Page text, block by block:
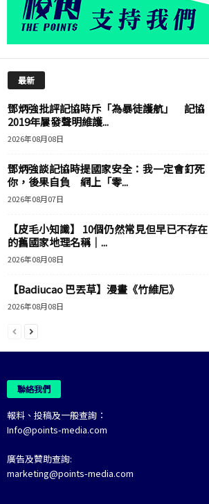
最新
鄧炳強批評記協時斥「為暴徒護航」 記協
2019年屢發聲明維護...
2026年08月08日
鄧炳強談記協時提國家安全：我一定會釘死
你，後果自負 網上「零...
2026年08月07日
【皮毛小知識】 10個仍然常見但早已不存在
的舊國家地理名稱｜...
2026年08月08日
【Badiucao 巴丟草】漫畫《竹維尼》
2026年08月08日
聯絡我們
報料、投稿及一般查詢：
Info@points-media.com
廣告及贊助查詢:
marketing@points-media.com